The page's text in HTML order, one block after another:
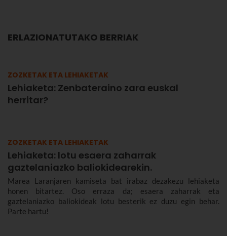
ERLAZIONATUTAKO BERRIAK
ZOZKETAK ETA LEHIAKETAK
Lehiaketa: Zenbateraino zara euskal
herritar?
ZOZKETAK ETA LEHIAKETAK
Lehiaketa: lotu esaera zaharrak
gaztelaniazko baliokidearekin.
Marea Laranjaren kamiseta bat irabaz dezakezu lehiaketa
honen bitartez. Oso erraza da; esaera zaharrak eta
gaztelaniazko baliokideak lotu besterik ez duzu egin behar.
Parte hartu!